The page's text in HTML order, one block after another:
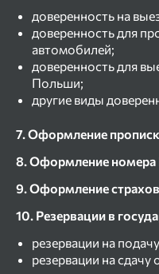
доверенность на
доверенность для
автомобилей;
доверенность для
Польши;
другие виды
7. Оформление
8. Оформление номера
9. Оформление
10. Резервации в
резервации на
резервации на сдачу